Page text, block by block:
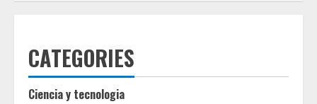
CATEGORIES
Ciencia y tecnologia